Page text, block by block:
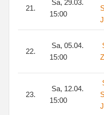
21.
Sa, 29.03.
15:00
22.
Sa, 05.04.
15:00
23.
Sa, 12.04.
15:00